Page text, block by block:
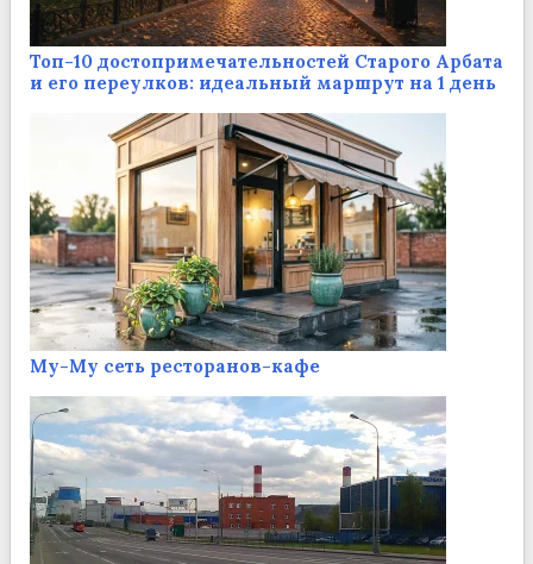
Топ-10 достопримечательностей Старого Арбата
и его переулков: идеальный маршрут на 1 день
Му-Му сеть ресторанов-кафе